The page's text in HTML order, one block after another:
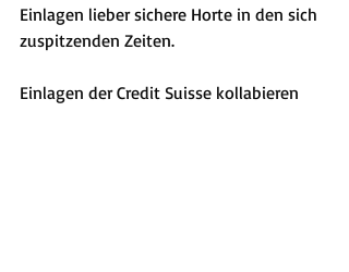
Einlagen lieber sichere Horte in den sich
zuspitzenden Zeiten.
Einlagen der Credit Suisse kollabieren